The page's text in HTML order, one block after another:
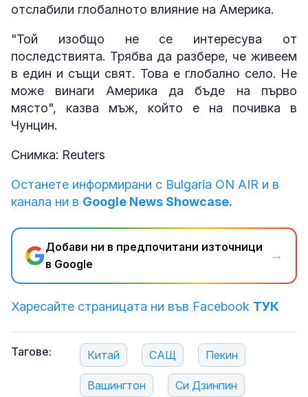
отслабили глобалното влияние на Америка.
"Той изобщо не се интересува от
последствията. Трябва да разбере, че живеем
в един и същи свят. Това е глобално село. Не
може винаги Америка да бъде на първо
място", казва мъж, който е на почивка в
Чунцин.
Снимка: Reuters
Останете информирани с Bulgaria ON AIR и в
канала ни в Google News Showcase.
Добави ни в предпочитани източници
в Google
→
Харесайте страницата ни във Facebook ТУК
Тагове: Китай САЩ Пекин
Вашингтон Си Дзинпин